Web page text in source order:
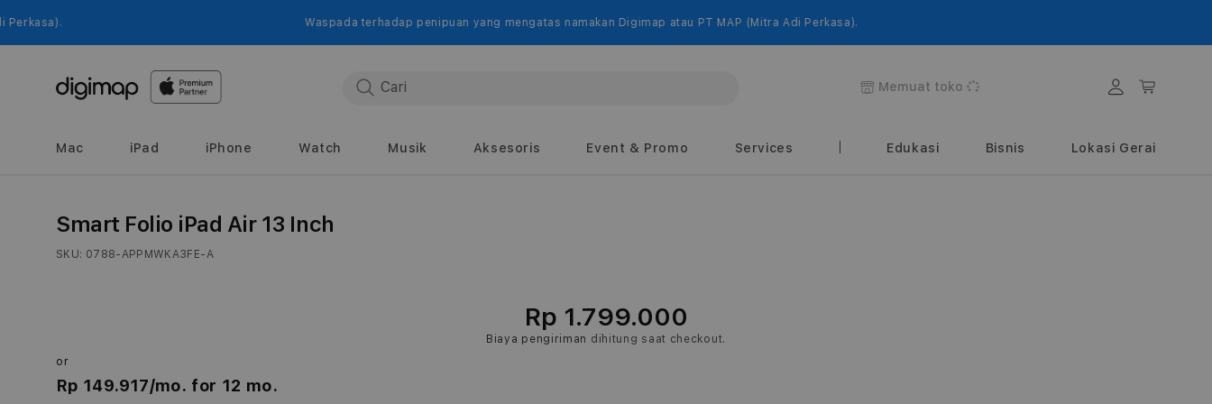
ke
Waspada terhadap penipuan yang mengatas namakan Digimap atau PT MAP (Mitra Adi Perkasa).
Memuat toko LoginKeranjang
Mac iPad iPhone Watch Musik Aksesoris Event & Promo Services Edukasi Bisnis Lokasi Gerai
ke
produk
Smart Folio iPad Air 13 Inch
SKU: 0788-APPMWKA3FE-A
Rp 1.799.000
Biaya pengiriman dihitung saat checkout.
or
Rp 149.917/mo. for 12 mo.